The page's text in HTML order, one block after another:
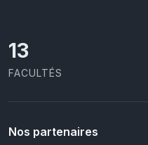
13
FACULTÉS
Nos partenaires